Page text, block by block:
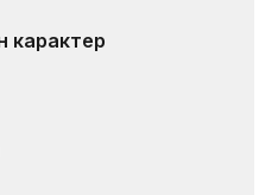
карактер